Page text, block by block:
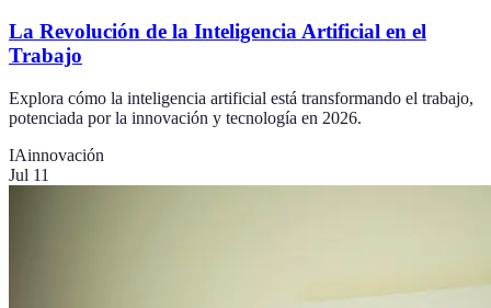
La Revolución de la Inteligencia Artificial en el
Trabajo
Explora cómo la inteligencia artificial está transformando el trabajo,
potenciada por la innovación y tecnología en 2026.
IAinnovación
Jul 11